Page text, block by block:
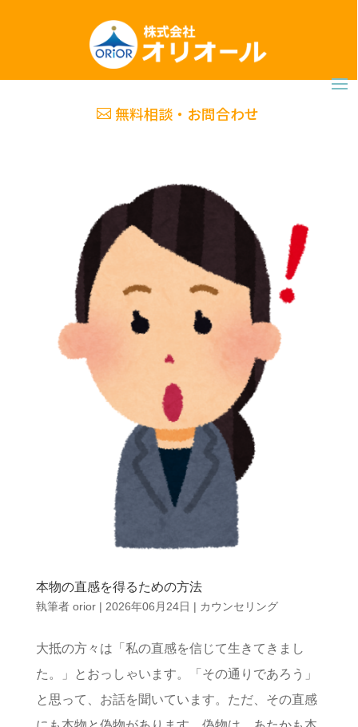
無料相談・お問合わせ
本物の直感を得るための方法
執筆者 orior| 2026年06月24日 | カウンセリング
大抵の方々は「私の直感を信じて生きてきまし
た。」とおっしゃいます。「その通りであろう」
と思って、お話を聞いています。ただ、その直感